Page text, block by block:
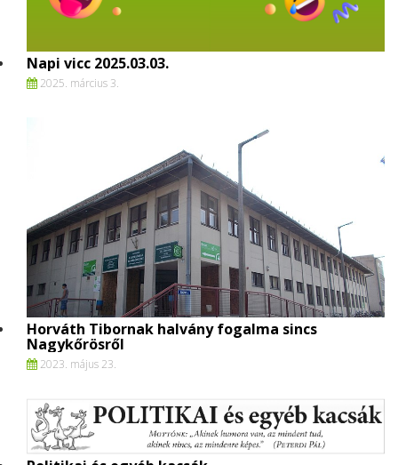
Napi vicc 2025.03.03.
2025. március 3.
Horváth Tibornak halvány fogalma sincs
Nagykőrösről
2023. május 23.